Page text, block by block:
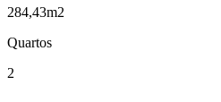
284,43m2
Quartos
2